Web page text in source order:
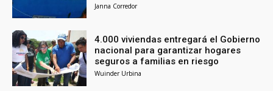
Janna Corredor
4.000 viviendas entregará el Gobierno
nacional para garantizar hogares
seguros a familias en riesgo
Wuinder Urbina